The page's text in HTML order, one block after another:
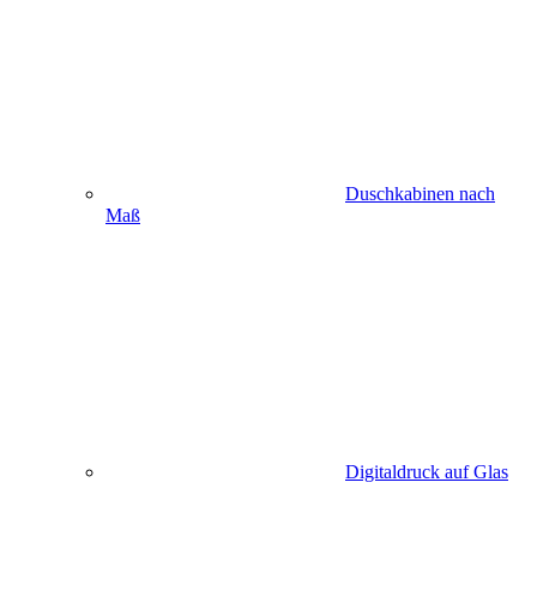
Duschkabinen nach
Maß
Digitaldruck auf Glas